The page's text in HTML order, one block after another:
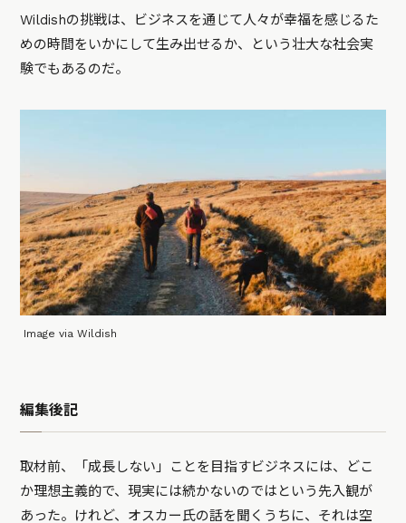
Wildishの挑戦は、ビジネスを通じて人々が幸福を感じるた
めの時間をいかにして生み出せるか、という壮大な社会実
験でもあるのだ。
Image via Wildish
編集後記
取材前、「成長しない」ことを目指すビジネスには、どこ
か理想主義的で、現実には続かないのではという先入観が
あった。けれど、オスカー氏の話を聞くうちに、それは空